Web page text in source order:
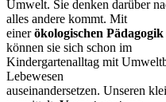
Umwelt. Sie denken darüber
alles andere kommt. Mit
einerökologischen Pädagogik
können sie sich schon im
Kindergartenalltag mit
Lebewesen
auseinandersetzen. Unseren